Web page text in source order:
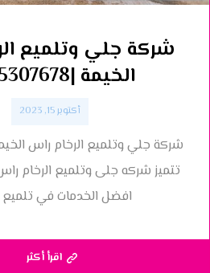
شركة جلي وتلميع
الخيمة |0545307678
أكتوبر 15, 2023
تتميز شركه جلى وتلميع الرخام
افضل الخدمات في تلميع
اقرأ أكثر